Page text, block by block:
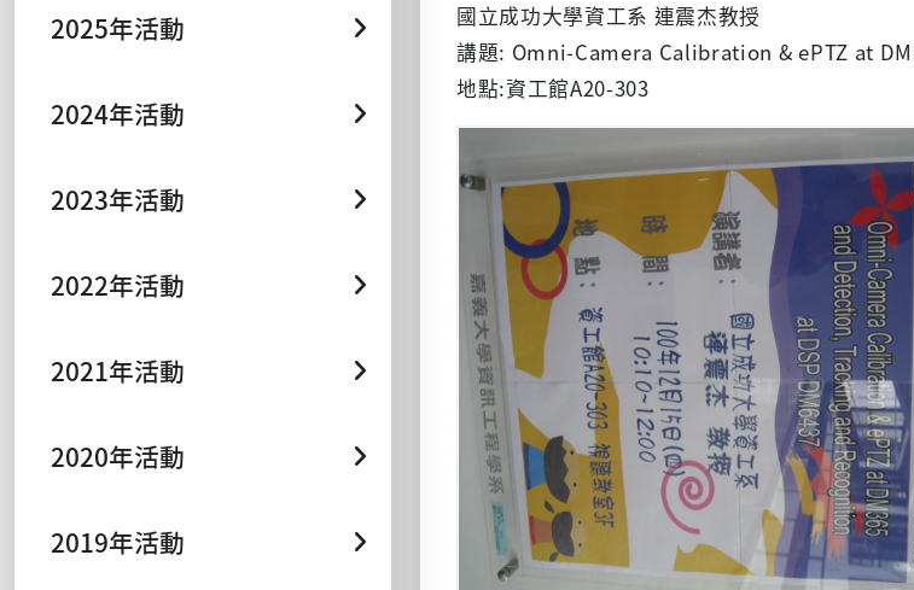
2025年活動
2024年活動
2023年活動
2022年活動
2021年活動
2020年活動
2019年活動
國立成功大學資工系 連震杰教授
講題: Omni-Camera Calibration & ePTZ at
地點:資工館A20-303